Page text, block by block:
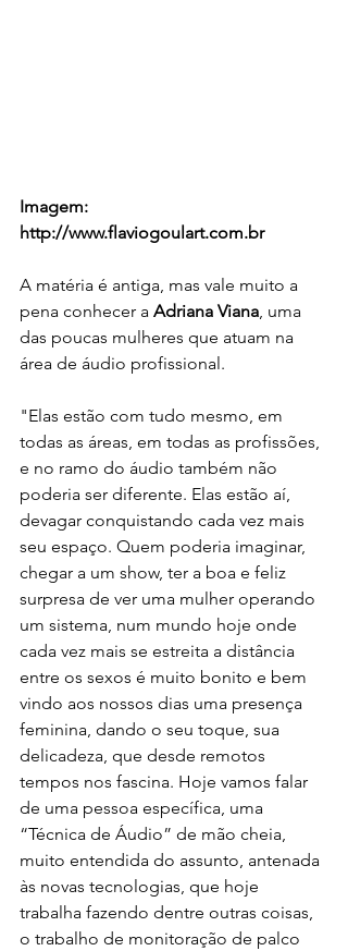
Imagem:
http://www.flaviogoulart.com.br
A matéria é antiga, mas vale muito a
pena conhecer a Adriana Viana, uma
das poucas mulheres que atuam na
área de áudio profissional.
"Elas estão com tudo mesmo, em
todas as áreas, em todas as profissões,
e no ramo do áudio também não
poderia ser diferente. Elas estão aí,
devagar conquistando cada vez mais
seu espaço. Quem poderia imaginar,
chegar a um show, ter a boa e feliz
surpresa de ver uma mulher operando
um sistema, num mundo hoje onde
cada vez mais se estreita a distância
entre os sexos é muito bonito e bem
vindo aos nossos dias uma presença
feminina, dando o seu toque, sua
delicadeza, que desde remotos
tempos nos fascina. Hoje vamos falar
de uma pessoa específica, uma
“Técnica de Áudio” de mão cheia,
muito entendida do assunto, antenada
às novas tecnologias, que hoje
trabalha fazendo dentre outras coisas,
o trabalho de monitoração de palco